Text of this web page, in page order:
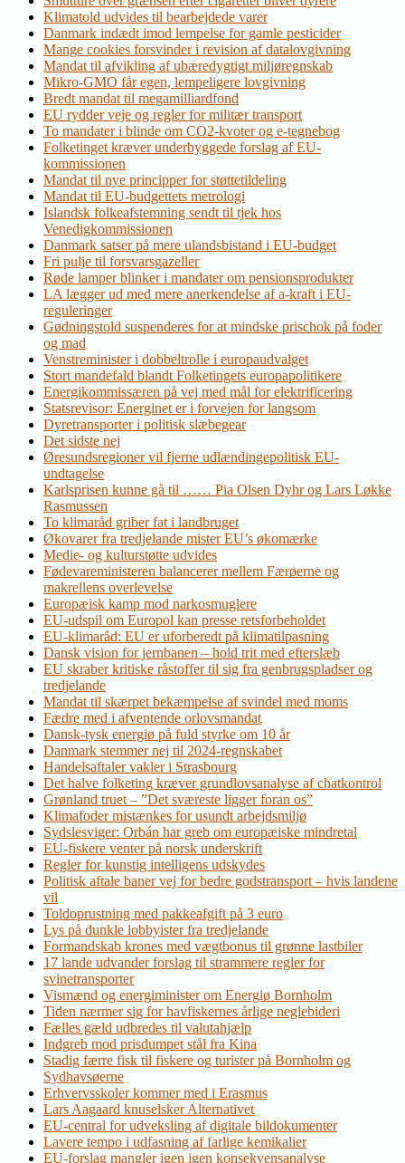
Klimatold udvides til bearbejdede varer
Danmark indædt imod lempelse for gamle pesticider
Mange cookies forsvinder i revision af datalovgivning
Mandat til afvikling af ubæredygtigt miljøregnskab
Mikro-GMO får egen, lempeligere lovgivning
Bredt mandat til megamilliardfond
EU rydder veje og regler for militær transport
To mandater i blinde om CO2-kvoter og e-tegnebog
Folketinget kræver underbyggede forslag af EU-
kommissionen
Mandat til nye principper for støttetildeling
Mandat til EU-budgettets metrologi
Islandsk folkeafstemning sendt til tjek hos
Venedigkommissionen
Danmark satser på mere ulandsbistand i EU-budget
Fri pulje til forsvarsgazeller
Røde lamper blinker i mandater om pensionsprodukter
LA lægger ud med mere anerkendelse af a-kraft i EU-
reguleringer
Gødningstold suspenderes for at mindske prischok på foder
og mad
Venstreminister i dobbeltrolle i europaudvalget
Stort mandefald blandt Folketingets europapolitikere
Energikommissæren på vej med mål for elektrificering
Statsrevisor: Energinet er i forvejen for langsom
Dyretransporter i politisk slæbegear
Det sidste nej
Øresundsregioner vil fjerne udlændingepolitisk EU-
undtagelse
Karlsprisen kunne gå til …… Pia Olsen Dyhr og Lars Løkke
Rasmussen
To klimaråd griber fat i landbruget
Økovarer fra tredjelande mister EU’s økomærke
Medie- og kulturstøtte udvides
Fødevareministeren balancerer mellem Færøerne og
makrellens overlevelse
Europæisk kamp mod narkosmuglere
EU-udspil om Europol kan presse retsforbeholdet
EU-klimaråd: EU er uforberedt på klimatilpasning
Dansk vision for jernbanen – hold trit med efterslæb
EU skraber kritiske råstoffer til sig fra genbrugspladser og
tredjelande
Mandat til skærpet bekæmpelse af svindel med moms
Fædre med i afventende orlovsmandat
Dansk-tysk energiø på fuld styrke om 10 år
Danmark stemmer nej til 2024-regnskabet
Handelsaftaler vakler i Strasbourg
Det halve folketing kræver grundlovsanalyse af chatkontrol
Grønland truet – ”Det sværeste ligger foran os”
Klimafoder mistænkes for usundt arbejdsmiljø
Sydslesviger: Orbán har greb om europæiske mindretal
EU-fiskere venter på norsk underskrift
Regler for kunstig intelligens udskydes
Politisk aftale baner vej for bedre godstransport – hvis landene
vil
Toldoprustning med pakkeafgift på 3 euro
Lys på dunkle lobbyister fra tredjelande
Formandskab krones med vægtbonus til grønne lastbiler
17 lande udvander forslag til strammere regler for
svinetransporter
Vismænd og energiminister om Energiø Bornholm
Tiden nærmer sig for havfiskernes årlige neglebideri
Fælles gæld udbredes til valutahjælp
Indgreb mod prisdumpet stål fra Kina
Stadig færre fisk til fiskere og turister på Bornholm og
Sydhavsøerne
Erhvervsskoler kommer med i Erasmus
Lars Aagaard knuselsker Alternativet
EU-central for udveksling af digitale bildokumenter
Lavere tempo i udfasning af farlige kemikalier
EU-forslag mangler igen igen konsekvensanalyse